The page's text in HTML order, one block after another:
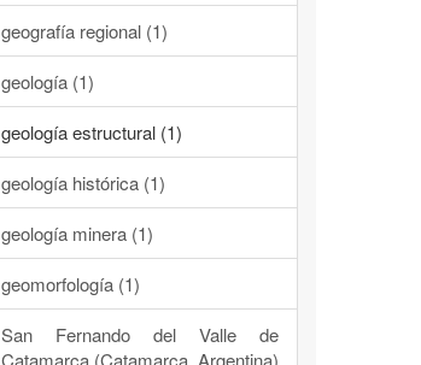
geografía regional (1)
geología (1)
geología estructural (1)
geología histórica (1)
geología minera (1)
geomorfología (1)
San Fernando del Valle de
Catamarca (Catamarca, Argentina)